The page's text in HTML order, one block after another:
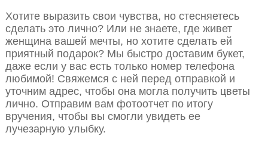
Хотите выразить свои чувства, но стесняетесь
сделать это лично? Или не знаете, где живет
женщина вашей мечты, но хотите сделать ей
приятный подарок? Мы быстро доставим букет,
даже если у вас есть только номер телефона
любимой! Свяжемся с ней перед отправкой и
уточним адрес, чтобы она могла получить цветы
лично. Отправим вам фотоотчет по итогу
вручения, чтобы вы смогли увидеть ее
лучезарную улыбку.